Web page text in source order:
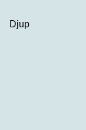
Djup